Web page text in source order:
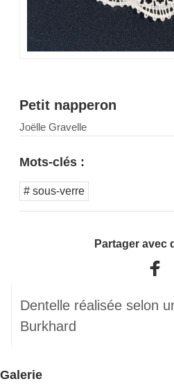
Petit napperon
Joëlle Gravelle
Mots-clés :
# sous-verre
Partager avec
Dentelle réalisée selon
Burkhard
Galerie